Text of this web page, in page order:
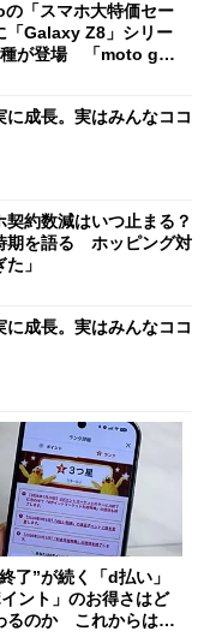
「スマホ大特価セー
「Galaxy Z8」シリー
種が登場 「moto g37
成長。実はみんなココ
約数減はいつ止まる？
期を語る ホッピング対
」
成長。実はみんなココ
了”が続く「d払い」
イント」のお得さはど
るのか これからは